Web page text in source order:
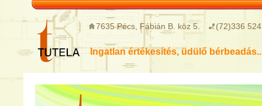
7635 Pécs, Fábián B. köz 5. (72)336 524
Ingatlan értékesítés, üdülő